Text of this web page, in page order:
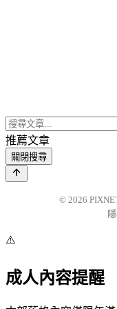
推薦文章
關閉搜尋
© 2026
⚠️
成人內容提醒